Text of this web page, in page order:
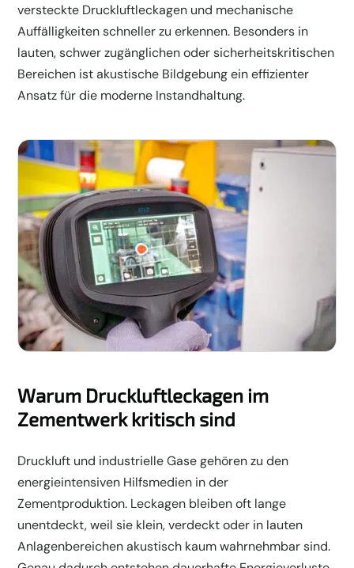
versteckte Druckluftleckagen und mechanische
Auffälligkeiten schneller zu erkennen. Besonders in
lauten, schwer zugänglichen oder sicherheitskritischen
Bereichen ist akustische Bildgebung ein effizienter
Ansatz für die moderne Instandhaltung.
Warum Druckluftleckagen im
Zementwerk kritisch sind
Druckluft und industrielle Gase gehören zu den
energieintensiven Hilfsmedien in der
Zementproduktion. Leckagen bleiben oft lange
unentdeckt, weil sie klein, verdeckt oder in lauten
Anlagenbereichen akustisch kaum wahrnehmbar sind.